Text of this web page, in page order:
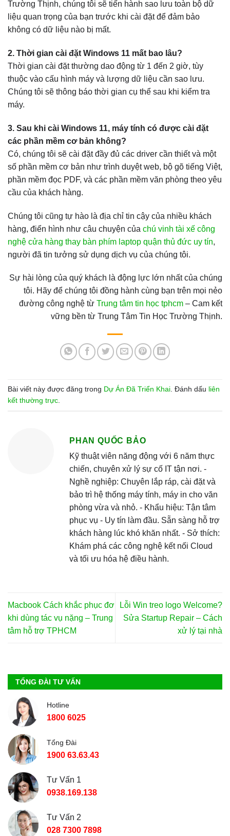
Trường Thịnh, chúng tôi sẽ tiến hành sao lưu toàn bộ dữ
liệu quan trọng của bạn trước khi cài đặt để đảm bảo
không có dữ liệu nào bị mất.
2. Thời gian cài đặt Windows 11 mất bao lâu?
Thời gian cài đặt thường dao động từ 1 đến 2 giờ, tùy
thuộc vào cấu hình máy và lượng dữ liệu cần sao lưu.
Chúng tôi sẽ thông báo thời gian cụ thể sau khi kiểm tra
máy.
3. Sau khi cài Windows 11, máy tính có được cài đặt
các phần mềm cơ bản không?
Có, chúng tôi sẽ cài đặt đầy đủ các driver cần thiết và một
số phần mềm cơ bản như trình duyệt web, bộ gõ tiếng Việt,
phần mềm đọc PDF, và các phần mềm văn phòng theo yêu
cầu của khách hàng.
Chúng tôi cũng tự hào là địa chỉ tin cậy của nhiều khách
hàng, điển hình như câu chuyện của chú vinh tài xế công
nghệ cửa hàng thay bàn phím laptop quận thủ đức uy tín,
người đã tin tưởng sử dụng dịch vụ của chúng tôi.
Sự hài lòng của quý khách là động lực lớn nhất của chúng
tôi. Hãy để chúng tôi đồng hành cùng bạn trên mọi nẻo
đường công nghệ từ Trung tâm tin học tphcm – Cam kết
vững bền từ Trung Tâm Tin Học Trường Thịnh.
Bài viết này được đăng trong Dự Án Đã Triển Khai. Đánh dấu liên
kết thường trực.
PHAN QUỐC BẢO
Kỹ thuật viên năng động với 6 năm thực
chiến, chuyên xử lý sự cố IT tận nơi. -
Nghề nghiệp: Chuyên lắp ráp, cài đặt và
bảo trì hệ thống máy tính, máy in cho văn
phòng vừa và nhỏ. - Khẩu hiệu: Tận tâm
phục vụ - Uy tín làm đầu. Sẵn sàng hỗ trợ
khách hàng lúc khó khăn nhất. - Sở thích:
Khám phá các công nghệ kết nối Cloud
và tối ưu hóa hệ điều hành.
Macbook Cách khắc phục đơ
khi dùng tác vụ nặng – Trung
tâm hỗ trợ TPHCM
Lỗi Win treo logo Welcome?
Sửa Startup Repair – Cách
xử lý tại nhà
TỔNG ĐÀI TƯ VẤN
Hotline
1800 6025
Tổng Đài
1900 63.63.43
Tư Vấn 1
0938.169.138
Tư Vấn 2
028 7300 7898